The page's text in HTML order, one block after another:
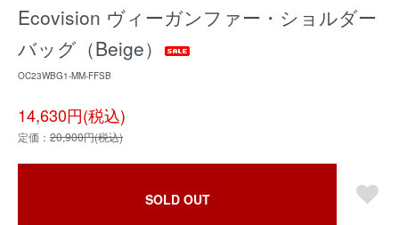
Ecovision ヴィーガンファー・ショルダー
バッグ（Beige）
OC23WBG1-MM-FFSB
14,630円(税込)
定価： 20,900円(税込)
SOLD OUT